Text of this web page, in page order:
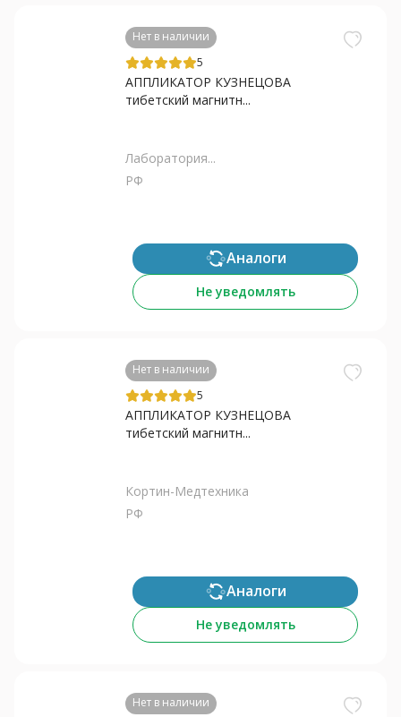
Нет в наличии
5
АППЛИКАТОР КУЗНЕЦОВА
тибетский магнитн...
Лаборатория...
РФ
Аналоги
Не уведомлять
Нет в наличии
5
АППЛИКАТОР КУЗНЕЦОВА
тибетский магнитн...
Кортин-Медтехника
РФ
Аналоги
Не уведомлять
Нет в наличии